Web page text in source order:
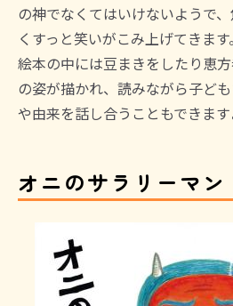
の神でなくてはいけないようで
くすっと笑いがこみ上げてきます。
絵本の中には豆まきをしたり恵
の姿が描かれ、読みながら子ど
や由来を話し合うこともできます
オニのサラリーマン